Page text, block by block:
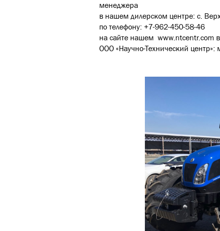
менеджера
в нашем дилерском центре: с.
по телефону: +7-962-450-58-46
на сайте нашем www.ntcentr.com
ООО «Научно-Технический